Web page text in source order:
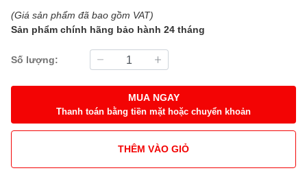
(Giá sản phẩm đã bao gồm VAT)
Sản phẩm chính hãng bảo hành 24 tháng
Số lượng:
MUA NGAY
Thanh toán bằng tiền mặt hoặc chuyển khoản
THÊM VÀO GIỎ